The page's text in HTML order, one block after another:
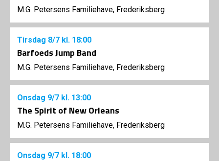
M.G. Petersens Familiehave, Frederiksberg
Tirsdag 8/7 kl. 18:00
Barfoeds Jump Band
M.G. Petersens Familiehave, Frederiksberg
Onsdag 9/7 kl. 13:00
The Spirit of New Orleans
M.G. Petersens Familiehave, Frederiksberg
Onsdag 9/7 kl. 18:00